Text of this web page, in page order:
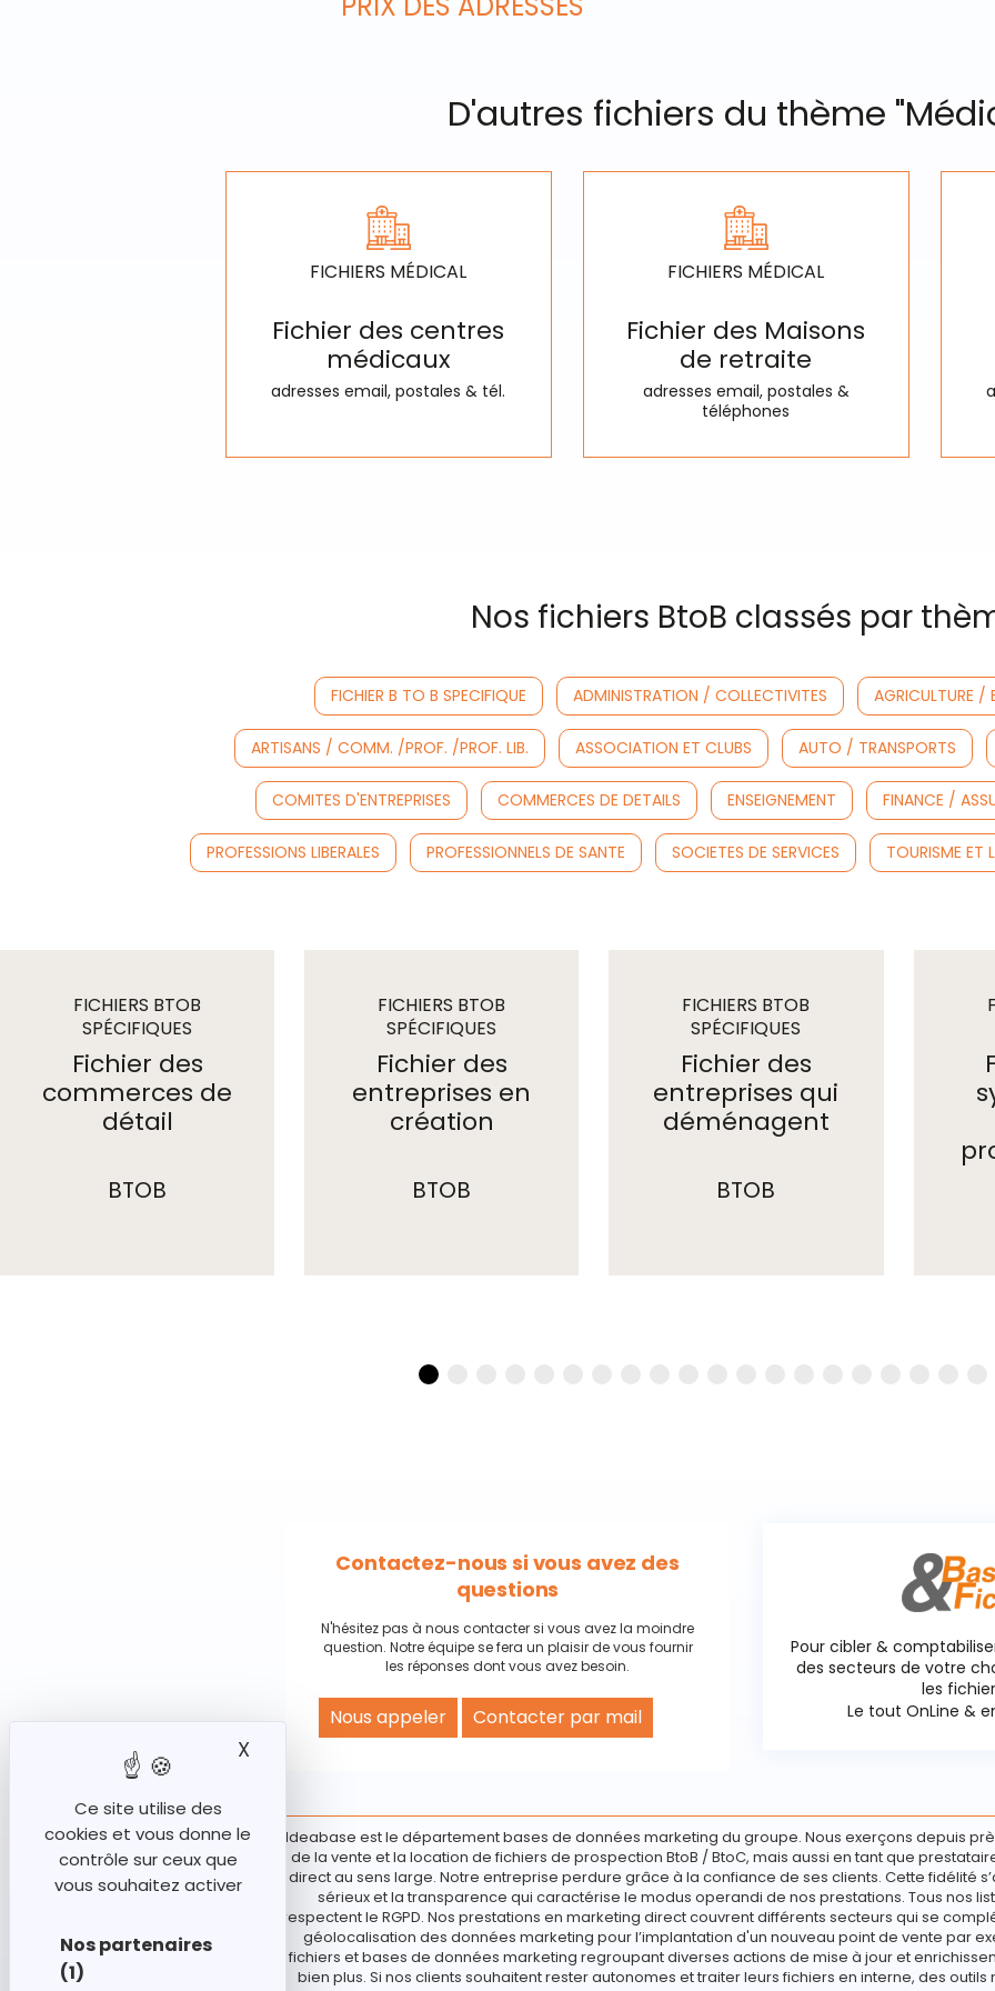
D'autres fichiers du thème
FICHIERS MÉDICAL
Fichier des centres
médicaux
adresses email, postales & tél.
FICHIERS MÉDICAL
Fichier des Maisons
de retraite
adresses email, postales &
téléphones
Nos fichiers BtoB classés par
FICHIER B TO B SPECIFIQUE ADMINISTRATION / COLLECTIVITES AGRICULTURE /
ARTISANS / COMM. /PROF. /PROF. LIB. ASSOCIATION ET CLUBS AUTO / TRANSPORTS
COMITES D'ENTREPRISES COMMERCES DE DETAILS ENSEIGNEMENT FINANCE /
PROFESSIONS LIBERALES PROFESSIONNELS DE SANTE SOCIETES DE SERVICES TOURISME ET
FICHIERS BTOB
SPÉCIFIQUES
Fichier des
commerces de
détail
BTOB
FICHIERS BTOB
SPÉCIFIQUES
Fichier des
entreprises en
création
BTOB
FICHIERS BTOB
SPÉCIFIQUES
Fichier des
entreprises qui
déménagent
BTOB
Contactez-nous si vous avez des
questions
N'hésitez pas à nous contacter si vous avez la moindre
question. Notre équipe se fera un plaisir de vous fournir
les réponses dont vous avez besoin.
Nous appeler Contacter par mail
Pour cibler &
des secteurs de votre
les
Le tout OnLine &
Ideabase est le département bases de données marketing du groupe. Nous exerçons depuis
de la vente et la location de fichiers de prospection BtoB / BtoC, mais aussi en tant que
direct au sens large. Notre entreprise perdure grâce à la confiance de ses clients. Cette fidélité
sérieux et la transparence qui caractérise le modus operandi de nos prestations. Tous nos
respectent le RGPD. Nos prestations en marketing direct couvrent différents secteurs qui se
géolocalisation des données marketing pour l’implantation d'un nouveau point de vente par
fichiers et bases de données marketing regroupant diverses actions de mise à jour et
bien plus. Si nos clients souhaitent rester autonomes et traiter leurs fichiers en interne, des
Ce site utilise des
cookies et vous donne le
contrôle sur ceux que
vous souhaitez activer
Nos partenaires
(1)
X